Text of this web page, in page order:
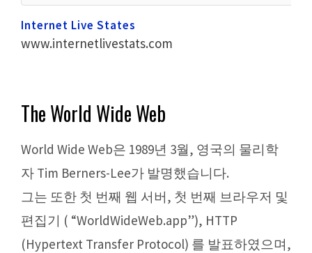
Internet Live States
www.internetlivestats.com
The World Wide Web
World Wide Web은 1989년 3월, 영국의 물리학
자 Tim Berners-Lee가 발명했습니다.
그는 또한 첫 번째 웹 서버, 첫 번째 브라우저 및
편집기 ( “WorldWideWeb.app”), HTTP
(Hypertext Transfer Protocol) 를 발표하였으며,